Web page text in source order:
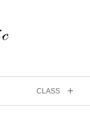
CLASS